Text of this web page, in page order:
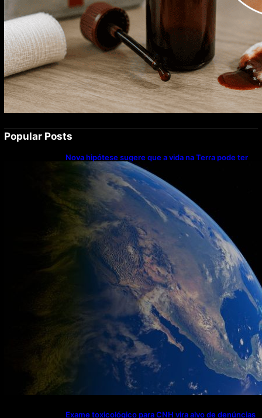
Popular Posts
Nova hipótese sugere que a vida na Terra pode ter
começado duas vezes
Exame toxicológico para CNH vira alvo de denúncias